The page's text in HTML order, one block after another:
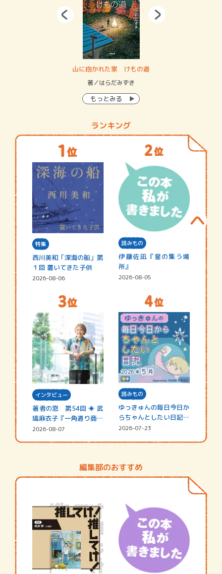
山に抱かれた家 けもの道
著／はらだみずき
もっとみる
ランキング
特集
西川美和「深海の船」第
１回 置いてきた子供
2026-08-06
読みもの
伊藤佐凪『星の集う場
所』
2026-08-05
インタビュー
著者の窓 第54回 ◈ 武
塙麻衣子『一角通り商店
街の…
2026-08-07
読みもの
ゆっきゅんの毎日今日か
らちゃんとしたい日記
☆202…
2026-07-23
編集部のおすすめ